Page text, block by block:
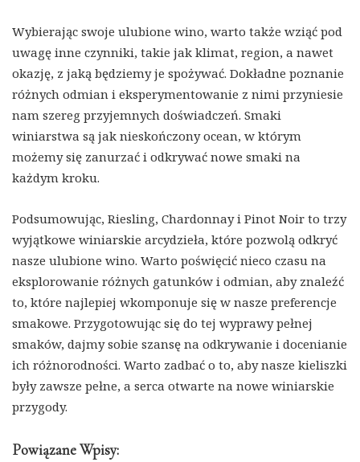
Wybierając swoje ulubione wino, warto także wziąć pod
uwagę inne czynniki, takie jak klimat, region, a nawet
okazję, z jaką będziemy je spożywać. Dokładne poznanie
różnych odmian i eksperymentowanie z nimi przyniesie
nam szereg przyjemnych doświadczeń. Smaki
winiarstwa są jak nieskończony ocean, w którym
możemy się zanurzać i odkrywać nowe smaki na
każdym kroku.
Podsumowując, Riesling, Chardonnay i Pinot Noir to trzy
wyjątkowe winiarskie arcydzieła, które pozwolą odkryć
nasze ulubione wino. Warto poświęcić nieco czasu na
eksplorowanie różnych gatunków i odmian, aby znaleźć
to, które najlepiej wkomponuje się w nasze preferencje
smakowe. Przygotowując się do tej wyprawy pełnej
smaków, dajmy sobie szansę na odkrywanie i docenianie
ich różnorodności. Warto zadbać o to, aby nasze kieliszki
były zawsze pełne, a serca otwarte na nowe winiarskie
przygody.
Powiązane Wpisy: